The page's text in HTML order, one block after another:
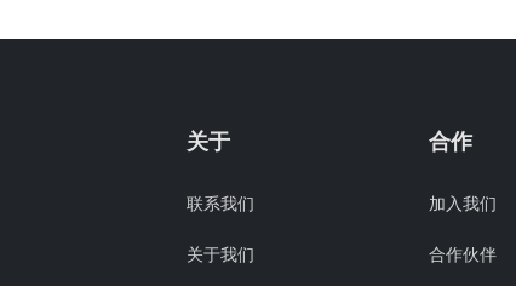
关于
联系我们
关于我们
合作
加入我们
合作伙伴